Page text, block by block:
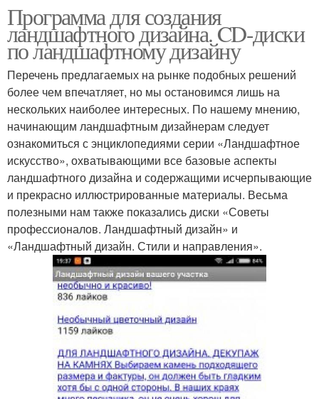
ландшафтного дизайна
Программа для создания
ландшафтного дизайна. CD-диски
по ландшафтному дизайну
Перечень предлагаемых на рынке подобных решений
более чем впечатляет, но мы остановимся лишь на
нескольких наиболее интересных. По нашему мнению,
начинающим ландшафтным дизайнерам следует
ознакомиться с энциклопедиями серии «Ландшафтное
искусство», охватывающими все базовые аспекты
ландшафтного дизайна и содержащими исчерпывающие
и прекрасно иллюстрированные материалы. Весьма
полезными нам также показались диски «Советы
профессионалов. Ландшафтный дизайн» и
«Ландшафтный дизайн. Стили и направления».